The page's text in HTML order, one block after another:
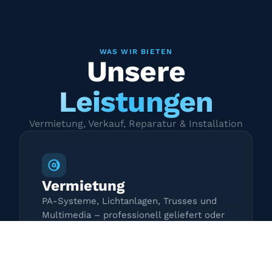
WAS WIR BIETEN
Unsere
Leistungen
Vermietung, Verkauf, Reparatur & Installation
Vermietung
PA-Systeme, Lichtanlagen, Trusses und
Multimedia – professionell geliefert oder